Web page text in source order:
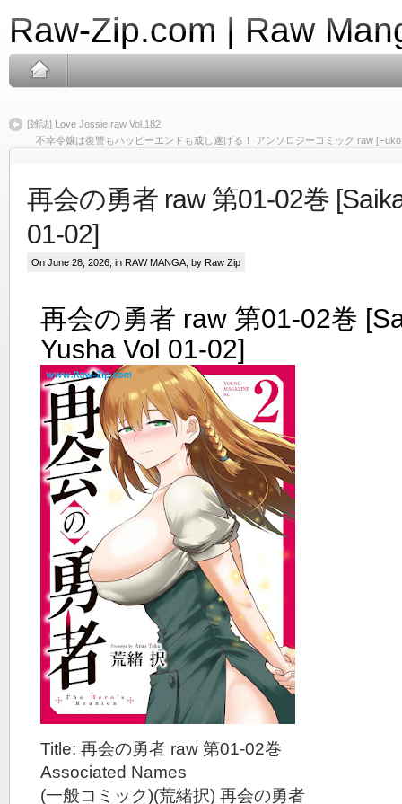
Raw-Zip.com | Raw
[雑誌] Love Jossie raw Vol.182
不幸令嬢は復讐もハッピーエンドも成し遂げる！ アンソロジーコミック raw
再会の勇者 raw 第01-02巻
01-02]
On June 28, 2026, in RAW MANGA , by Raw Zip
再会の勇者 raw 第01-02巻
Yusha Vol 01-02]
Title: 再会の勇者 raw 第01-02巻
Associated Names
(一般コミック)(荒緒択) 再会の勇者